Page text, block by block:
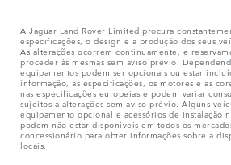
A Jaguar Land Rover Limited procura
especificações, o design e a produção dos seus
As alterações ocorrem continuamente, e
proceder às mesmas sem aviso prévio.
equipamentos podem ser opcionais ou estar
informação, as especificações, os motores e as
nas especificações europeias e podem variar
sujeitos a alterações sem aviso prévio. Alguns
equipamento opcional e acessórios de instalação
podem não estar disponíveis em todos os
concessionário para obter informações sobre a
locais.